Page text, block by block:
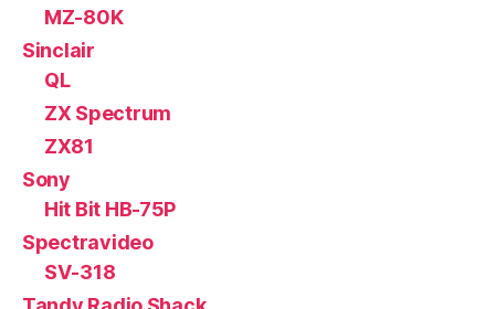
MZ-80K
Sinclair
QL
ZX Spectrum
ZX81
Sony
Hit Bit HB-75P
Spectravideo
SV-318